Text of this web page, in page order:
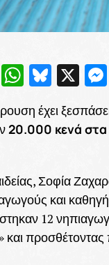
LinkedIn X
έχει
20.000 κενά στα
Σοφία
και
12
και